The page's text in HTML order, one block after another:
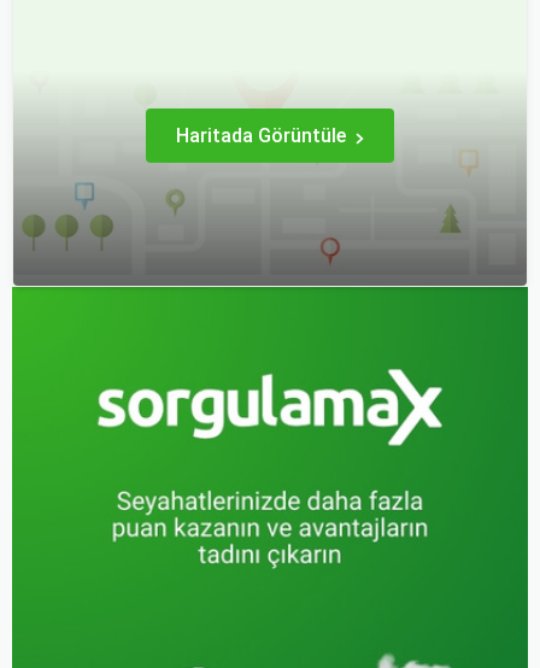
deneyimler sunmaktadır.
Haritada Görüntüle